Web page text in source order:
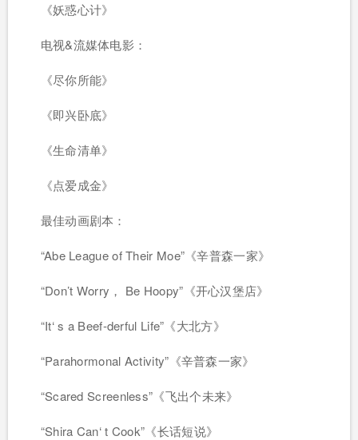
《妖惑心计》
电视&流媒体电影：
《尽你所能》
《即兴卧底》
《生命清单》
《点爱成金》
最佳动画剧本：
“Abe League of Their Moe”《辛普森一家》
“Don’t Worry， Be Hoopy”《开心汉堡店》
“It‘ s a Beef-derful Life”《大北方》
“Parahormonal Activity”《辛普森一家》
“Scared Screenless”《飞出个未来》
“Shira Can‘ t Cook”《长话短说》